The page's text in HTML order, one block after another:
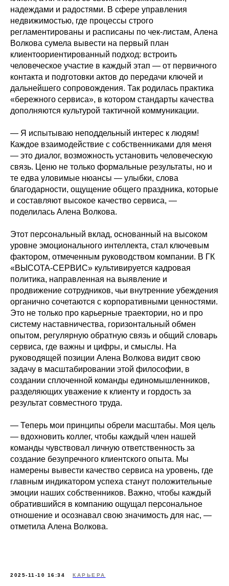
надеждами и радостями. В сфере управления
недвижимостью, где процессы строго
регламентированы и расписаны по чек‑листам, Алена
Волкова сумела вывести на первый план
клиентоориентированный подход: встроить
человеческое участие в каждый этап — от первичного
контакта и подготовки актов до передачи ключей и
дальнейшего сопровождения. Так родилась практика
«бережного сервиса», в котором стандарты качества
дополняются культурой тактичной коммуникации.
— Я испытываю неподдельный интерес к людям!
Каждое взаимодействие с собственниками для меня
— это диалог, возможность установить человеческую
связь. Ценю не только формальные результаты, но и
те едва уловимые нюансы — улыбки, слова
благодарности, ощущение общего праздника, которые
и составляют высокое качество сервиса, —
поделилась Алена Волкова.
Этот персональный вклад, основанный на высоком
уровне эмоционального интеллекта, стал ключевым
фактором, отмеченным руководством компании. В ГК
«ВЫСОТА-СЕРВИС» культивируется кадровая
политика, направленная на выявление и
продвижение сотрудников, чьи внутренние убеждения
органично сочетаются с корпоративными ценностями.
Это не только про карьерные траектории, но и про
систему наставничества, горизонтальный обмен
опытом, регулярную обратную связь и общий словарь
сервиса, где важны и цифры, и смыслы. На
руководящей позиции Алена Волкова видит свою
задачу в масштабировании этой философии, в
создании сплоченной команды единомышленников,
разделяющих уважение к клиенту и гордость за
результат совместного труда.
— Теперь мои принципы обрели масштабы. Моя цель
— вдохновить коллег, чтобы каждый член нашей
команды чувствовал личную ответственность за
создание безупречного клиентского опыта. Мы
намерены вывести качество сервиса на уровень, где
главным индикатором успеха станут положительные
эмоции наших собственников. Важно, чтобы каждый
обратившийся в компанию ощущал персональное
отношение и осознавал свою значимость для нас, —
отметила Алена Волкова.
2025-11-10 16:34 КАРЬЕРА